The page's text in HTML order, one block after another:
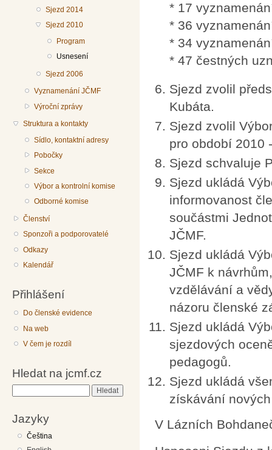
Sjezd 2014
Sjezd 2010
Program
Usnesení
Sjezd 2006
Vyznamenání JČMF
Výroční zprávy
Struktura a kontakty
Sídlo, kontaktní adresy
Pobočky
Sekce
Výbor a kontrolní komise
Odborné komise
Členství
Sponzoři a podporovatelé
Odkazy
Kalendář
Přihlášení
Do členské evidence
Na web
V čem je rozdíl
Hledat na jcmf.cz
Jazyky
Čeština
* 17
* 36
* 34
* 47 čestných
Sjezd zvolil
Kubáta.
Sjezd zvolil
pro období 2010
Sjezd schvaluje
Sjezd ukládá
informovanost
součástmi
JČMF.
Sjezd ukládá
JČMF k
vzdělávání a
názoru členské
Sjezd ukládá
sjezdových
pedagogů.
Sjezd ukládá
získávání
V Lázních